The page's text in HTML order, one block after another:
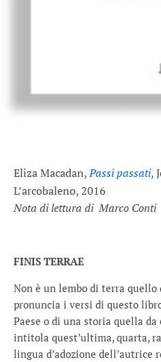
Eliza Macadan,Passi passati,
L’arcobaleno, 2016
Nota di lettura di Marco Conti
FINIS TERRAE
Non è un lembo di terra quello
pronuncia i versi di questo
Paese o di una storia quella
intitola quest’ultima, quarta,
lingua d’adozione dell’autrice